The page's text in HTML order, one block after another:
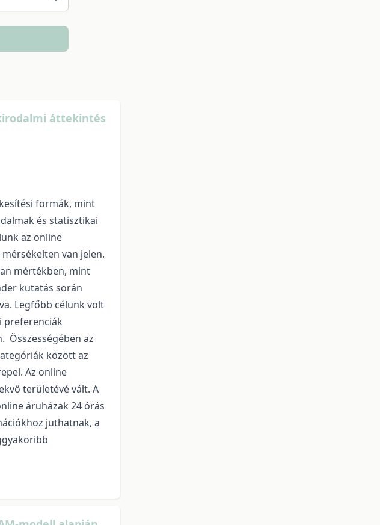
áttekintés
formák, mint
és statisztikai
az online
van jelen.
mértékben, mint
kutatás során
Legfőbb célunk volt
preferenciák
Összességében az
között az
Az online
területévé vált. A
áruházak 24 órás
juthatnak, a